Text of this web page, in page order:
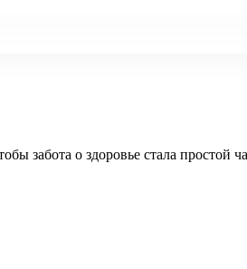
забота о здоровье стала простой